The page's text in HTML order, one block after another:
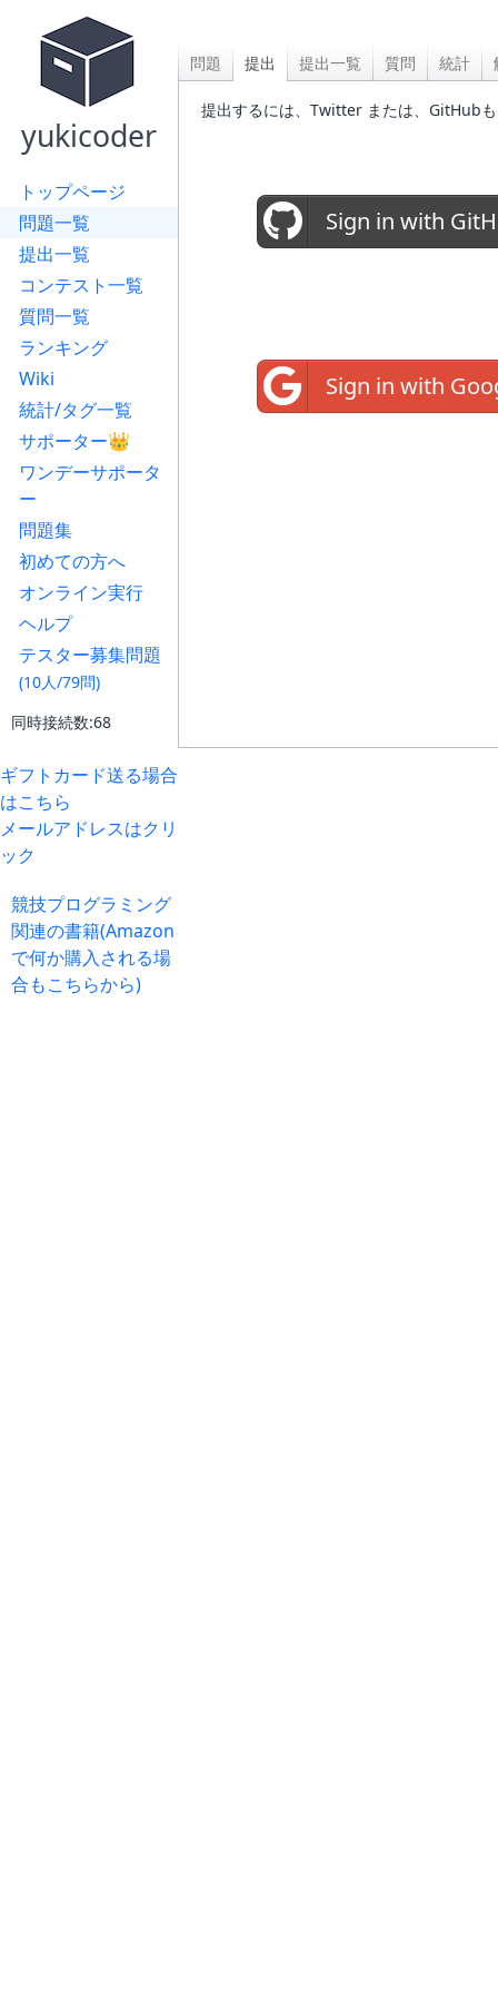
yukicoder
トップページ
問題一覧
提出一覧
コンテスト一覧
質問一覧
ランキング
Wiki
統計/タグ一覧
サポーター👑
ワンデーサポータ
ー
問題集
初めての方へ
オンライン実行
ヘルプ
テスター募集問題
(10人/79問)
同時接続数:68
ギフトカード送る場合
はこちら
メールアドレスはクリ
ック
競技プログラミング
関連の書籍(Amazon
で何か購入される場
合もこちらから)
問題 提出 提出一覧 質問 統計
提出するには、Twitter または、GitHub
Sign in with
Sign in with